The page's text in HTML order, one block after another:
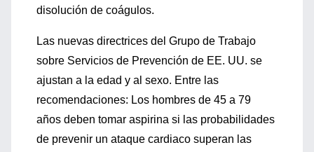
disolución de coágulos.
Las nuevas directrices del Grupo de Trabajo
sobre Servicios de Prevención de EE. UU. se
ajustan a la edad y al sexo. Entre las
recomendaciones: Los hombres de 45 a 79
años deben tomar aspirina si las probabilidades
de prevenir un ataque cardiaco superan las